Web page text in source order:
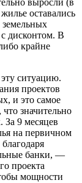
выросли (в
оставались
дисконтом. В
крайне
ситуацию.
проектов
и это самое
значительно
9 месяцев
на первичном
банки, —
проекта
мощности